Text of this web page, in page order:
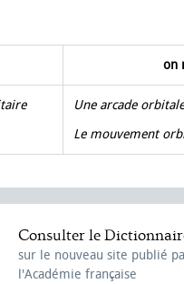
on
Une arcade
Le mouvement
Consulter le
sur le nouveau site publié
l'Académie française